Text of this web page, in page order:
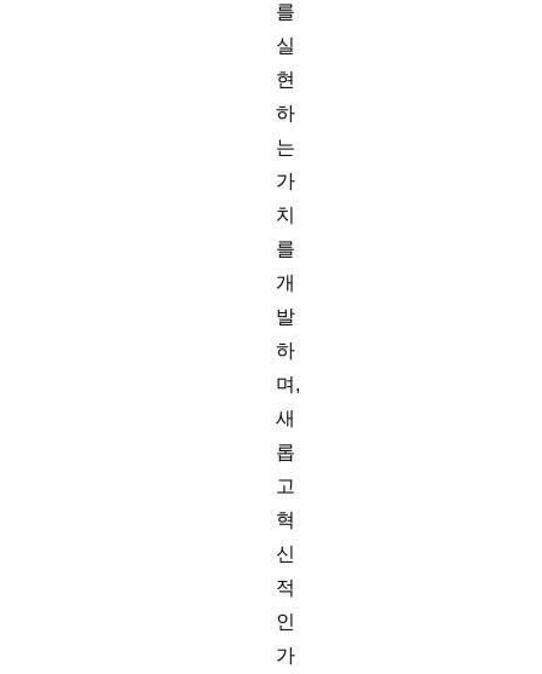
를
실
현
하
는
가
치
를
개
발
하
며,
새
롭
고
혁
신
적
인
가